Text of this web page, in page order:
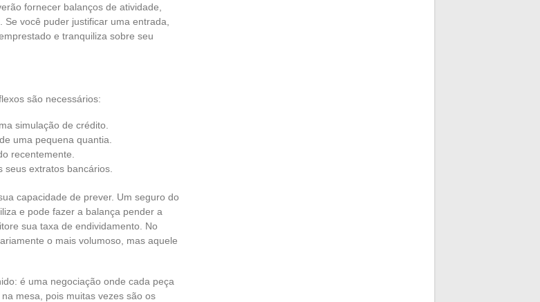
fornecer balanços de atividade,
você puder justificar uma entrada,
e tranquiliza sobre seu
são necessários:
simulação de crédito.
uma pequena quantia.
recentemente.
extratos bancários.
capacidade de prever. Um seguro do
e pode fazer a balança pender a
sua taxa de endividamento. No
o mais volumoso, mas aquele
é uma negociação onde cada peça
mesa, pois muitas vezes são os